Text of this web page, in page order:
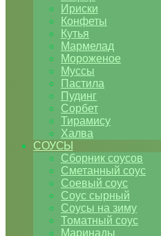
Ириски
Конфеты
Кутья
Мармелад
Мороженое
Муссы
Пастила
Пудинг
Сорбет
Тирамису
Халва
СОУСЫ
Сборник соусов
Сметанный соус
Соевый соус
Соус сырный
Соусы на зиму
Томатный соус
Маринады